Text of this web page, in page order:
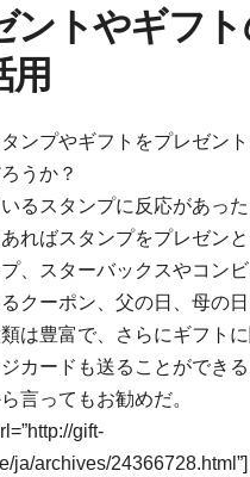
ントやギフ
用
ンプやギフトをプレゼント
うか？
るスタンプに反応があっ
ればスタンプをプレゼン
、スターバックスやコン
クーポン、父の日、母の
は豊富で、さらにギフト
カードも送ることができ
言ってもお勧めだ。
gift-
ja/archives/24366728.html”]